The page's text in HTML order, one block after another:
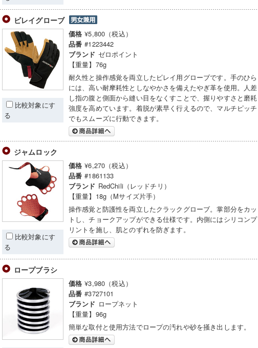
ビレイグローブ
比較対象にす
る
価格 ¥5,800（税込）
品番 #1223442
ブランド ゼロポイント
【重量】76g
耐久性と操作感覚を両立したビレイ用グローブです。手のひら
には、高い耐摩耗性としなやかさを備えたやぎ革を使用。人差
し指の腹と側面から縫い目をなくすことで、握りやすさと磨耗
強度を高めています。着脱が素早く行えるので、マルチピッチ
でもスムーズに行動できます。
ジャムロック
比較対象にす
る
価格 ¥6,270（税込）
品番 #1861133
ブランド RedChili（レッドチリ）
【重量】18g（Mサイズ片手）
操作感覚と防護性を両立したクラックグローブ。掌部分をカッ
トし、チョークアップができる仕様です。内側にはシリコンプ
リントを施し、肌とのずれを防ぎます。
ロープブラシ
価格 ¥3,980（税込）
品番 #3727101
ブランド ロープネット
【重量】96g
簡単な取付と使用方法でロープの汚れや砂を掻き出します。